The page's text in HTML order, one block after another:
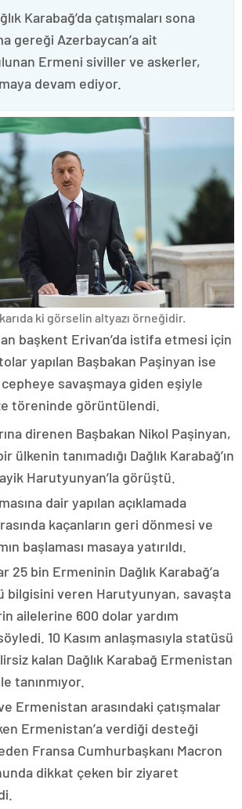
Karabağ’da çatışmaları sona
gereği Azerbaycan’a ait
Ermeni siviller ve askerler,
devam ediyor.
ki görselin altyazı örneğidir.
başkent Erivan’da istifa etmesi için
yapılan Başbakan Paşinyan ise
savaşmaya giden eşiyle
töreninde görüntülendi.
direnen Başbakan Nikol Paşinyan,
ülkenin tanımadığı Dağlık Karabağ’ın
Harutyunyan’la görüştü.
dair yapılan açıklamada
kaçanların geri dönmesi ve
başlaması masaya yatırıldı.
25 bin Ermeninin Dağlık Karabağ’a
bilgisini veren Harutyunyan, savaşta
ailelerine 600 dolar yardım
10 Kasım anlaşmasıyla statüsü
kalan Dağlık Karabağ Ermenistan
tanınmıyor.
Ermenistan arasındaki çatışmalar
Ermenistan’a verdiği desteği
Fransa Cumhurbaşkanı Macron
dikkat çeken bir ziyaret